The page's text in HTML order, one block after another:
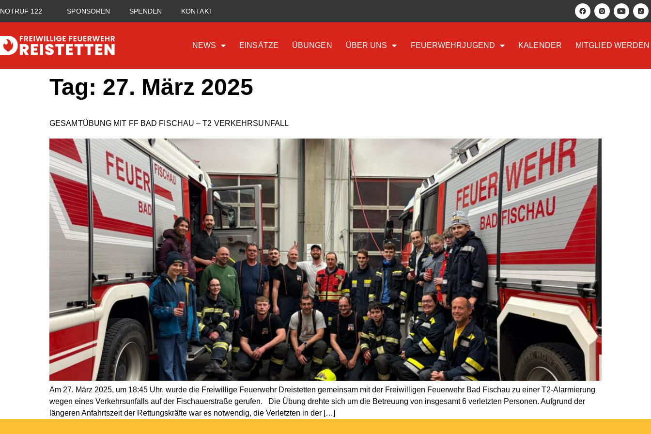
NOTRUF 122 SPONSOREN SPENDEN KONTAKT
NEWS EINSÄTZE ÜBUNGEN ÜBER UNS FEUERWEHRJUGEND KALENDER MITGLIED WERDEN
Tag: 27. März 2025
GESAMTÜBUNG MIT FF BAD FISCHAU – T2 VERKEHRSUNFALL
Am 27. März 2025, um 18:45 Uhr, wurde die Freiwillige Feuerwehr Dreistetten gemeinsam mit der Freiwilligen Feuerwehr Bad Fischau zu einer T2-Alarmierung
wegen eines Verkehrsunfalls auf der Fischauerstraße gerufen. Die Übung drehte sich um die Betreuung von insgesamt 6 verletzten Personen. Aufgrund der
längeren Anfahrtszeit der Rettungskräfte war es notwendig, die Verletzten in der […]